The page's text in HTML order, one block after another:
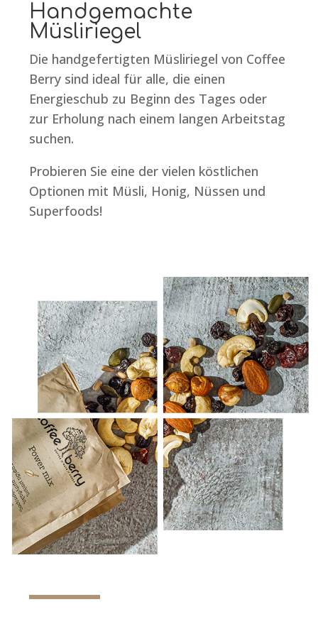
Handgemachte
Müsliriegel
Die handgefertigten Müsliriegel von Coffee
Berry sind ideal für alle, die einen
Energieschub zu Beginn des Tages oder
zur Erholung nach einem langen Arbeitstag
suchen.
Probieren Sie eine der vielen köstlichen
Optionen mit Müsli, Honig, Nüssen und
Superfoods!